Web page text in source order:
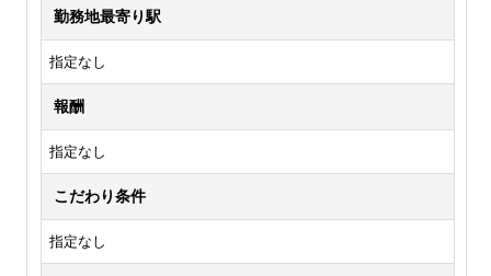
勤務地最寄り駅
指定なし
報酬
指定なし
こだわり条件
指定なし